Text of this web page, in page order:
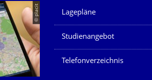
© placit Unsere Dienste
Lagepläne
Studienangebot
Telefonverzeichnis